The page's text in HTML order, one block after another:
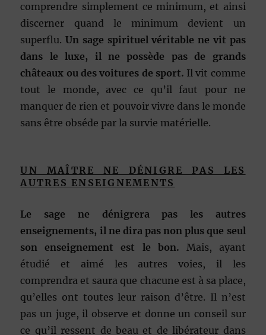
comprendre simplement ce minimum, et ainsi
discerner quand le minimum devient un
superflu.Un sage spirituel véritable ne vit pas
dans le luxe, il ne possède pas de grands
châteaux ou des voitures de sport. Il vit comme
tout le monde, avec ce qu’il faut pour ne
manquer de rien et pouvoir vivre dans le monde
sans être obséde par la survie matérielle.
UN MAÎTRE NE DÉNIGRE PAS LES
AUTRES ENSEIGNEMENTS
Le sage ne dénigrera pas les autres
enseignements, il ne dira pas non plus que seul
son enseignement est le bon. Mais, ayant
étudié et aimé les autres voies, il les
comprendra et saura que chacune est à sa place,
qu’elles ont toutes leur raison d’être. Il n’est
pas un juge, il observe et donne un conseil sur
ce qu’il ressent de beau et de libérateur dans